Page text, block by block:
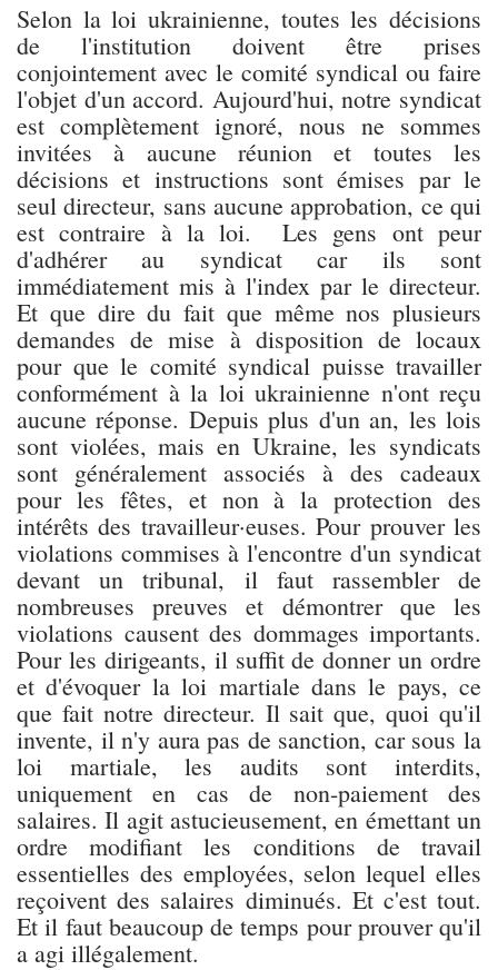
Selon la loi ukrainienne, toutes les décisions
de l'institution doivent être prises
conjointement avec le comité syndical ou faire
l'objet d'un accord. Aujourd'hui, notre syndicat
est complètement ignoré, nous ne sommes
invitées à aucune réunion et toutes les
décisions et instructions sont émises par le
seul directeur, sans aucune approbation, ce qui
est contraire à la loi. Les gens ont peur
d'adhérer au syndicat car ils sont
immédiatement mis à l'index par le directeur.
Et que dire du fait que même nos plusieurs
demandes de mise à disposition de locaux
pour que le comité syndical puisse travailler
conformément à la loi ukrainienne n'ont reçu
aucune réponse. Depuis plus d'un an, les lois
sont violées, mais en Ukraine, les syndicats
sont généralement associés à des cadeaux
pour les fêtes, et non à la protection des
intérêts des travailleur·euses. Pour prouver les
violations commises à l'encontre d'un syndicat
devant un tribunal, il faut rassembler de
nombreuses preuves et démontrer que les
violations causent des dommages importants.
Pour les dirigeants, il suffit de donner un ordre
et d'évoquer la loi martiale dans le pays, ce
que fait notre directeur. Il sait que, quoi qu'il
invente, il n'y aura pas de sanction, car sous la
loi martiale, les audits sont interdits,
uniquement en cas de non-paiement des
salaires. Il agit astucieusement, en émettant un
ordre modifiant les conditions de travail
essentielles des employées, selon lequel elles
reçoivent des salaires diminués. Et c'est tout.
Et il faut beaucoup de temps pour prouver qu'il
a agi illégalement.